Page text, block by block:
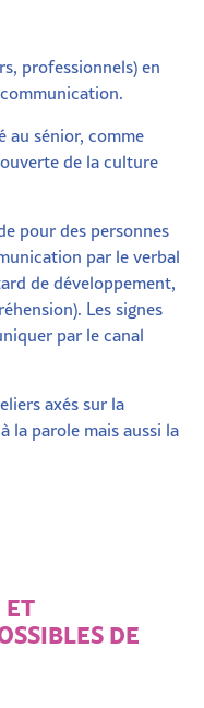
professionnels) en
au sénior, comme
de la culture
pour des personnes
par le verbal
de développement,
Les signes
par le canal
axés sur la
la parole mais aussi la
DE